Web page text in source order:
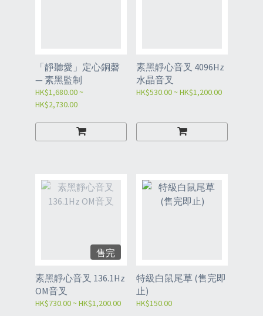
「靜聽愛」定心銅磬
— 素黑監制
HK$1,680.00 ~
HK$2,730.00
素黑靜心音叉 4096Hz
水晶音叉
HK$530.00 ~ HK$1,200.00
售完
素黑靜心音叉 136.1Hz
OM音叉
HK$730.00 ~ HK$1,200.00
特級白鼠尾草 (售完即
止)
HK$150.00